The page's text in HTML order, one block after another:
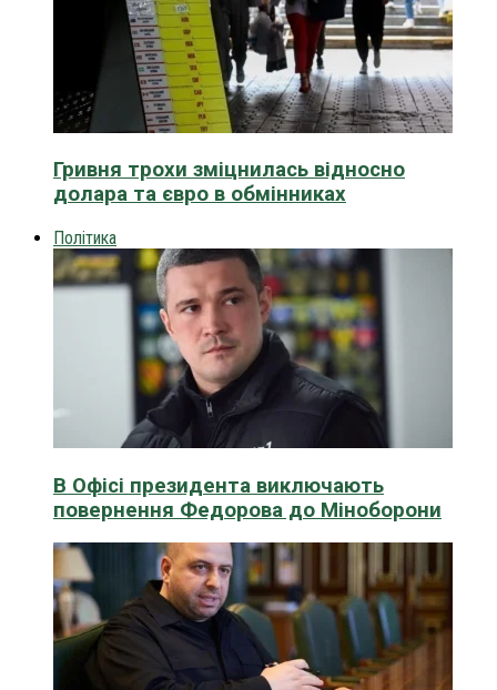
Гривня трохи зміцнилась відносно
долара та євро в обмінниках
Політика
В Офісі президента виключають
повернення Федорова до Міноборони